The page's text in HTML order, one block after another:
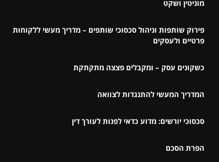
מוניטין ושקט
פירוק שותפות וניהול סכסוכי שותפים – מדריך מעשי ללקוחות
פרטיים ולעסקים
כשקונים עסק – ומקבלים פצצה מתקתקת
המדריך המעשי להתנגדות לצוואה
סכסוכי יורשים: מדוע כדאי לפנות לעורך דין
הפרת הסכם